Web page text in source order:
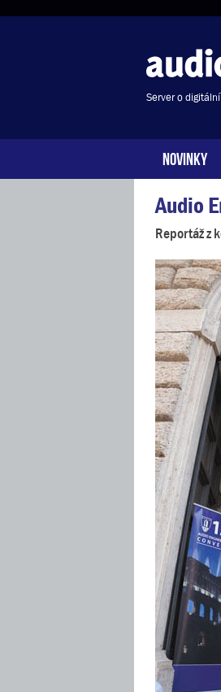
Server o
NOVINKY
Audio
Reportáž z